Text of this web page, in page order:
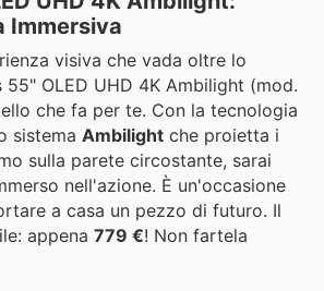
Immersiva
visiva che vada oltre lo
55" OLED UHD 4K Ambilight (mod.
che fa per te. Con la tecnologia
sistema Ambilight che proietta i
sulla parete circostante, sarai
nell'azione. È un'occasione
a casa un pezzo di futuro. Il
appena 779 €! Non fartela